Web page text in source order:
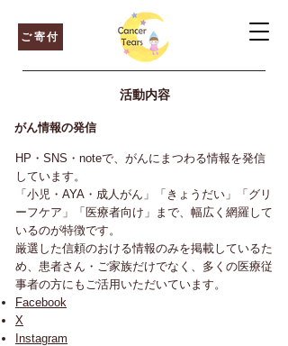
ご寄付
活動内容
がん情報の発信
HP・SNS・noteで、がんにまつわる情報を発信
しています。
「小児・AYA・成人がん」「きょうだい」「グリ
ーフケア」「医療者向け」まで、幅広く網羅して
いるのが特徴です。
厳選した信頼のおける情報のみを掲載しているた
め、患者さん・ご家族だけでなく、多くの医療従
事者の方にもご活用いただいています。
Facebook
X
Instagram